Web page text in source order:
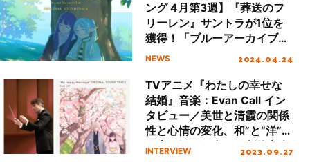
ング 4月第3週】『葬送のフ
リーレン』サントラが1位を
獲得！「ブルーアーカイブ」
キャラクターソングシリーズ
NEWS 2024.04.24
TVアニメ『わたしの幸せな
結婚』音楽：Evan Call イン
タビュー／美世と清霞の関係
性と心情の変化、和”と“洋”の
要素が混ざり合った劇伴音楽
INTERVIEW 2023.09.27